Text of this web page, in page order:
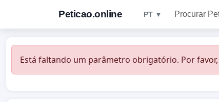
Peticao.online PT ▼ Procurar
Está faltando um parâmetro obrigatório. Por